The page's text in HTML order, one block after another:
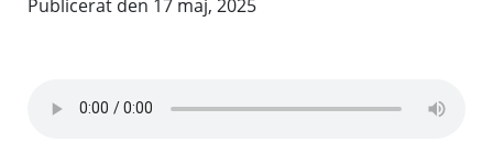
Publicerat den 17 maj, 2025